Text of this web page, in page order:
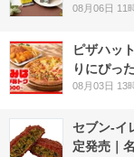
08月06日 11
ピザハッ
りにぴっ
08月03日 13
セブン-イ
定発売｜